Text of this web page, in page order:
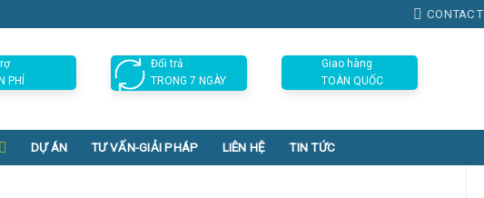
CONTACT
PHÍ
Đổi trả
TRONG 7 NGÀY
Giao hàng
TOÀN QUỐC
DỰ ÁN TƯ VẤN-GIẢI PHÁP LIÊN HỆ TIN TỨC